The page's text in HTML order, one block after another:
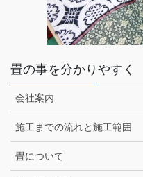
畳の事を分かりやすく
会社案内
施工までの流れと施工範囲
畳について